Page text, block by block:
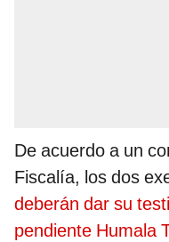
De acuerdo a un
Fiscalía, los dos
deberán dar su
pendiente Humala